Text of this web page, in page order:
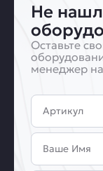
Не
Оставьте
менеджер
Артикул
Имя